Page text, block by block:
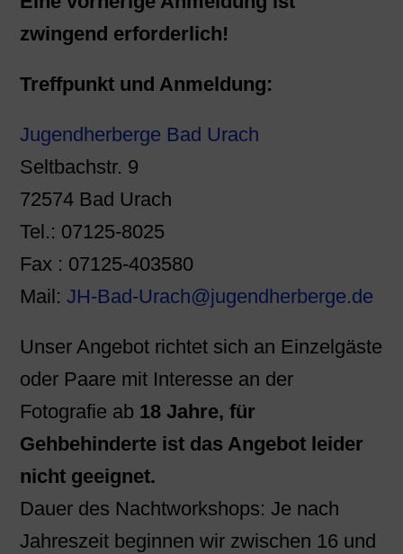
zwingend erforderlich!
Treffpunkt und Anmeldung:
Jugendherberge Bad Urach
Seltbachstr. 9
72574 Bad Urach
Tel.: 07125-8025
Fax : 07125-403580
Mail: JH-Bad-Urach@jugendherberge.de
Unser Angebot richtet sich an Einzelgäste
oder Paare mit Interesse an der
Fotografie ab 18 Jahre, für
Gehbehinderte ist das Angebot leider
nicht geeignet.
Dauer des Nachtworkshops: Je nach
Jahreszeit beginnen wir zwischen 16 und